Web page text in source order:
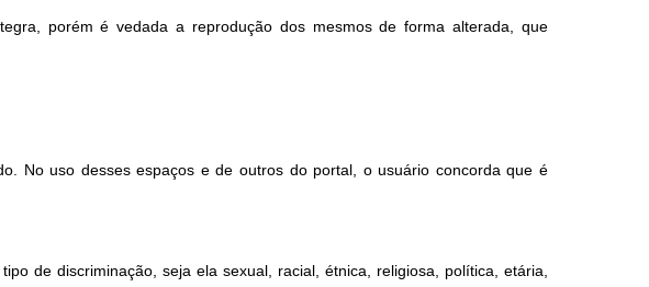
porém é vedada a reprodução dos mesmos de forma alterada, que
No uso desses espaços e de outros do portal, o usuário concorda que é
de discriminação, seja ela sexual, racial, étnica, religiosa, política, etária,